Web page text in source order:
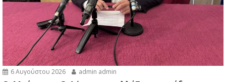
6 Αυγούστου 2026 admin admin